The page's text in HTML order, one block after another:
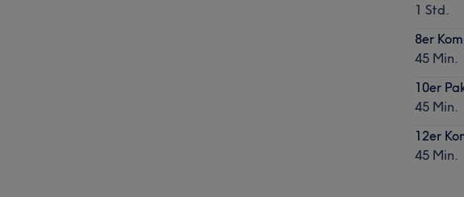
1 Std.
8er
45 Min.
10er
45 Min.
12er
45 Min.